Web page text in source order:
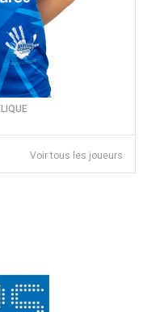
Voir tous les joueurs